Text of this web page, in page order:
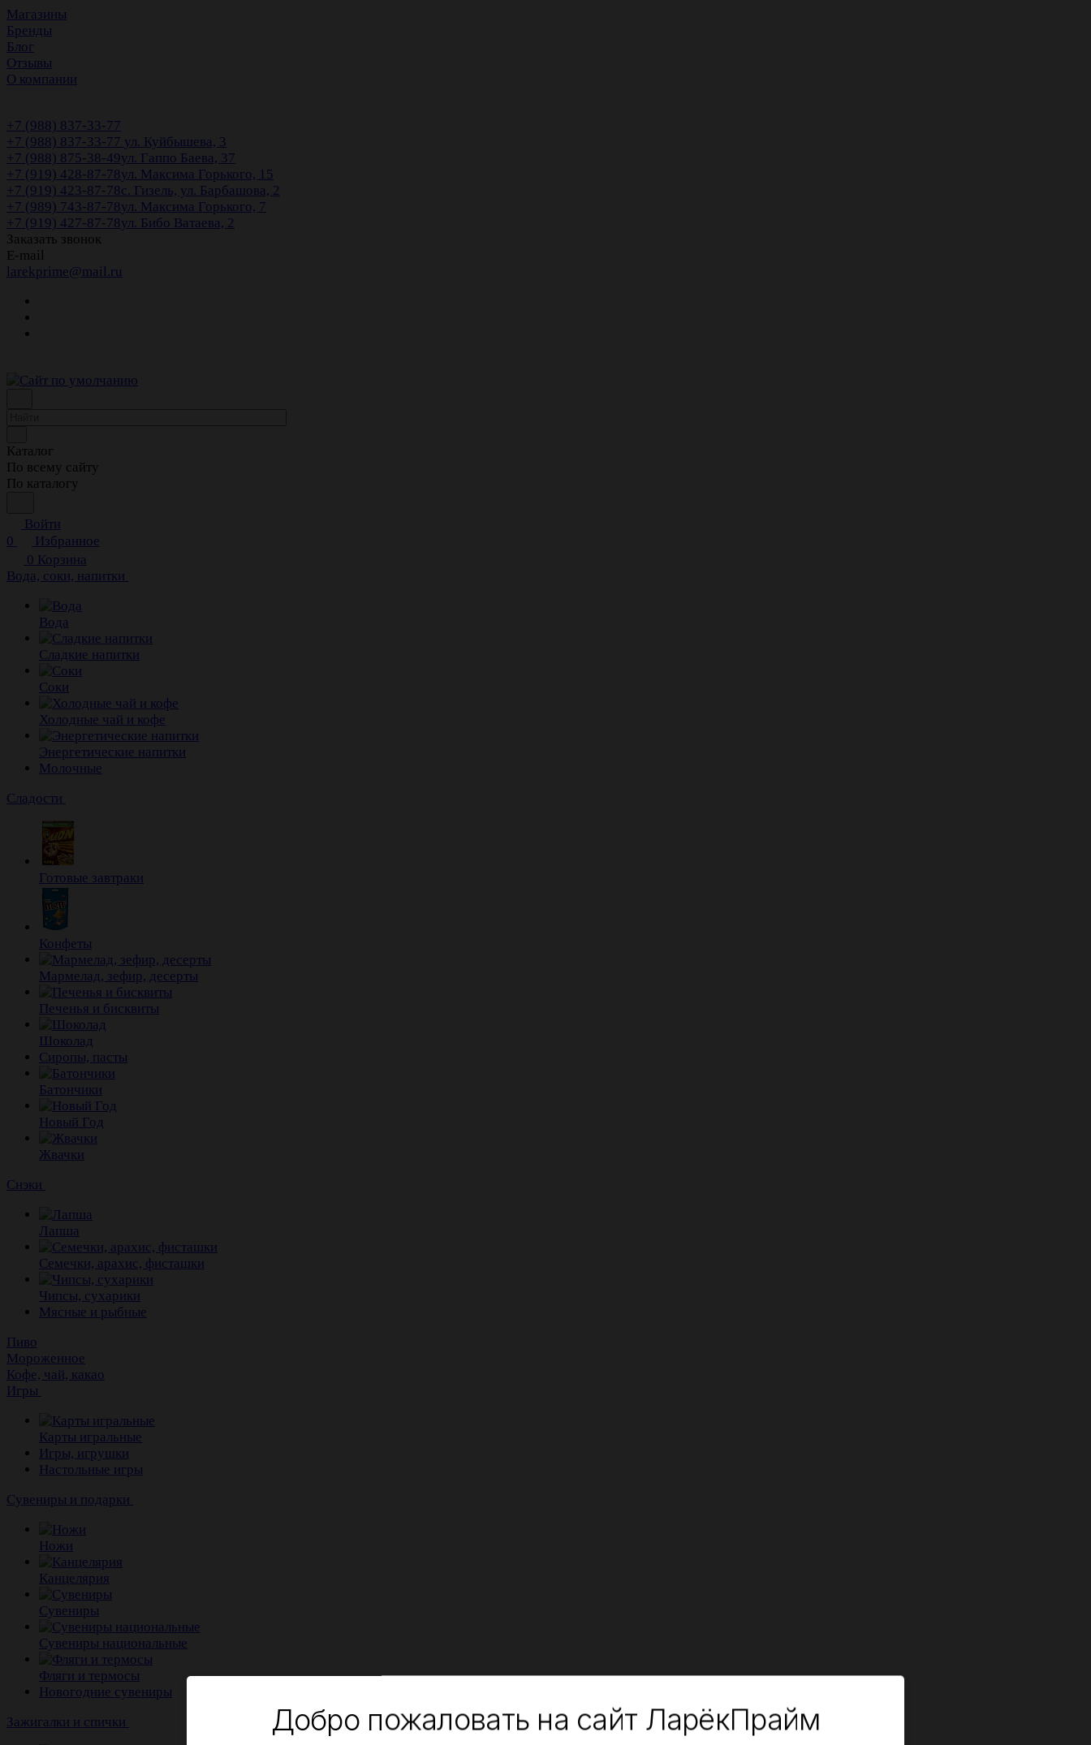
Магазины
Бренды
Блог
Отзывы
О компании
+7 (988) 837-33-77
+7 (988) 837-33-77 ул. Куйбышева, 3
+7 (988) 875-38-49ул. Гаппо Баева, 37
+7 (919) 428-87-78ул. Максима Горького, 15
+7 (919) 423-87-78с. Гизель, ул. Барбашова, 2
+7 (989) 743-87-78ул. Максима Горького, 7
+7 (919) 427-87-78ул. Бибо Ватаева, 2
Заказать звонок
E-mail
larekprime@mail.ru
Каталог
По всему сайту
По каталогу
Войти
0
Избранное
0 Корзина
Вода, соки, напитки
Вода
Сладкие напитки
Соки
Холодные чай и кофе
Энергетические напитки
Молочные
Сладости
Готовые завтраки
Конфеты
Мармелад, зефир, десерты
Печенья и бисквиты
Шоколад
Сиропы, пасты
Батончики
Новый Год
Жвачки
Снэки
Лапша
Семечки, арахис, фисташки
Чипсы, сухарики
Мясные и рыбные
Пиво
Мороженное
Кофе, чай, какао
Игры
Карты игральные
Игры, игрушки
Настольные игры
Сувениры и подарки
Ножи
Канцелярия
Сувениры
Сувениры национальные
Фляги и термосы
Новогодние сувениры
Зажигалки и спички
Добро пожаловать на сайт ЛарёкПрайм